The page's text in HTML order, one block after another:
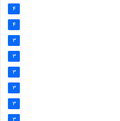
4
4
3
3
3
3
3